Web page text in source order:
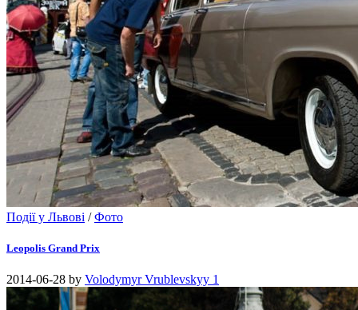
Події у Львові /Фото
Leopolis Grand Prix
2014-06-28 by Volodymyr Vrublevskyy 1